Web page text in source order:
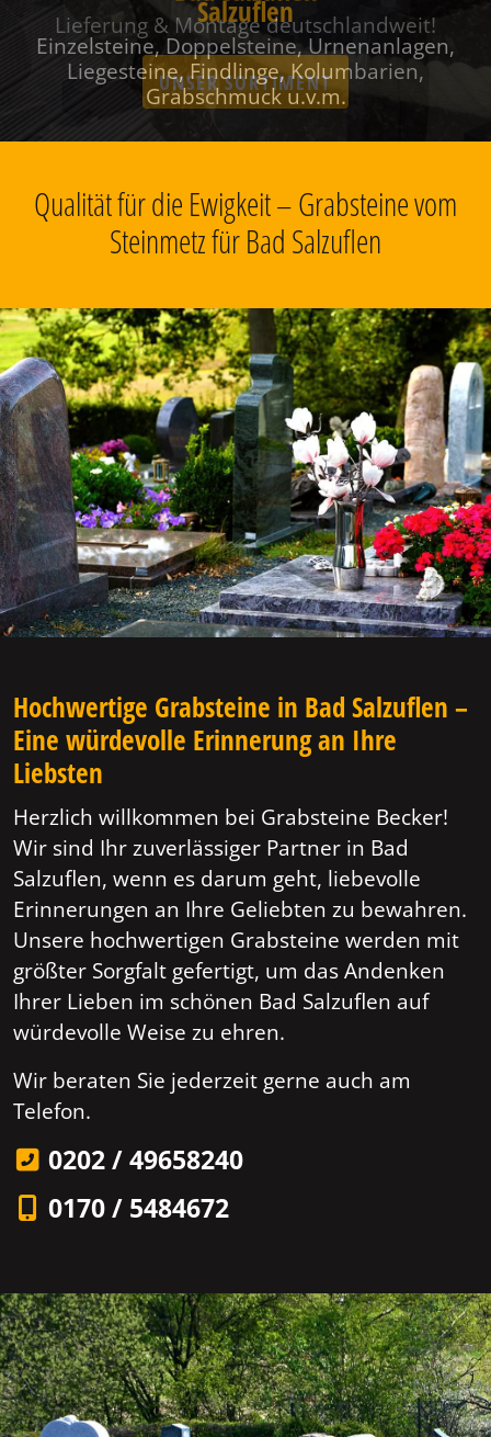
Salzuflen
Einzelsteine, Doppelsteine, Urnenanlagen,
Liegesteine, Findlinge, Kolumbarien,
Grabschmuck u.v.m.
Qualität für die Ewigkeit – Grabsteine vom
Steinmetz für Bad Salzuflen
Hochwertige Grabsteine in Bad Salzuflen –
Eine würdevolle Erinnerung an Ihre
Liebsten
Herzlich willkommen bei Grabsteine Becker!
Wir sind Ihr zuverlässiger Partner in Bad
Salzuflen, wenn es darum geht, liebevolle
Erinnerungen an Ihre Geliebten zu bewahren.
Unsere hochwertigen Grabsteine werden mit
größter Sorgfalt gefertigt, um das Andenken
Ihrer Lieben im schönen Bad Salzuflen auf
würdevolle Weise zu ehren.
Wir beraten Sie jederzeit gerne auch am
Telefon.
0202 / 49658240
0170 / 5484672